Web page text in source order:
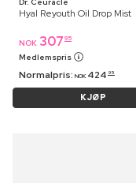
Hyal Reyouth Oil Drop Mist
NOK 307 95
Medlemspris
Normalpris: NOK 424 95
KJØP